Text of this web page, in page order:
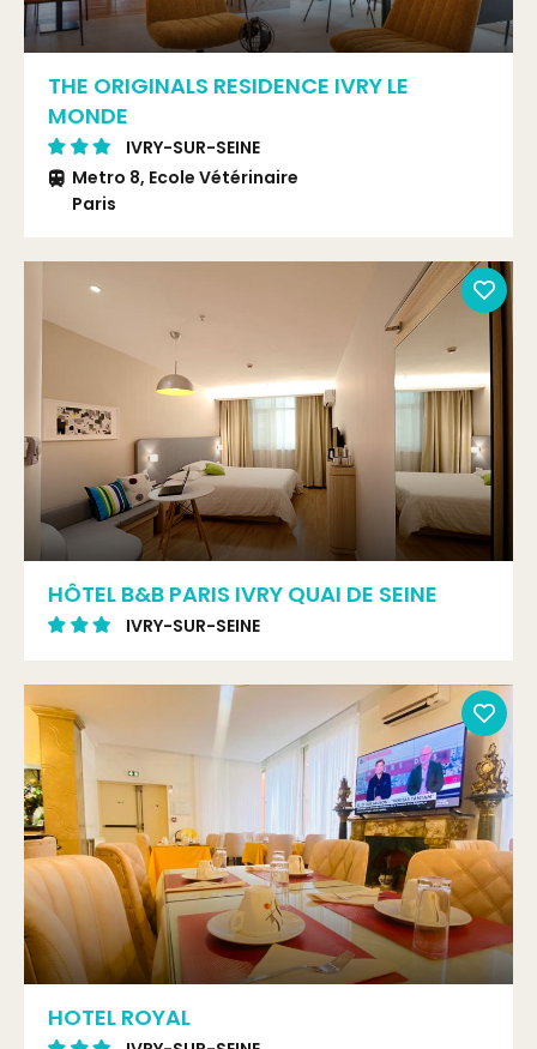
THE ORIGINALS RESIDENCE IVRY LE
MONDE
IVRY-SUR-SEINE
Metro 8, Ecole Vétérinaire
Paris
25/323 (Gambetta)
RER C, Ivry-sur-Seine
HÔTEL B&B PARIS IVRY QUAI DE SEINE
IVRY-SUR-SEINE
HOTEL ROYAL